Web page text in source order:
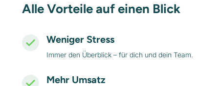
Alle Vorteile auf einen Blick
Weniger Stress
Immer den Überblick – für dich und dein Team.
Mehr Umsatz